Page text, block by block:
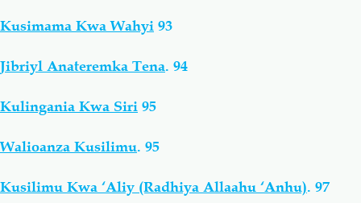
Kusimama Kwa Wahyi 93
Jibriyl Anateremka Tena. 94
Kulingania Kwa Siri 95
Walioanza Kusilimu. 95
Kusilimu Kwa ‘Aliy (Radhiya Allaahu ‘Anhu). 97